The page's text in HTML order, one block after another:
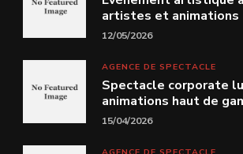
artistes et animations
12/05/2026
AGENCE DE SPECTACLE
Spectacle corporate
animations haut de
15/04/2026